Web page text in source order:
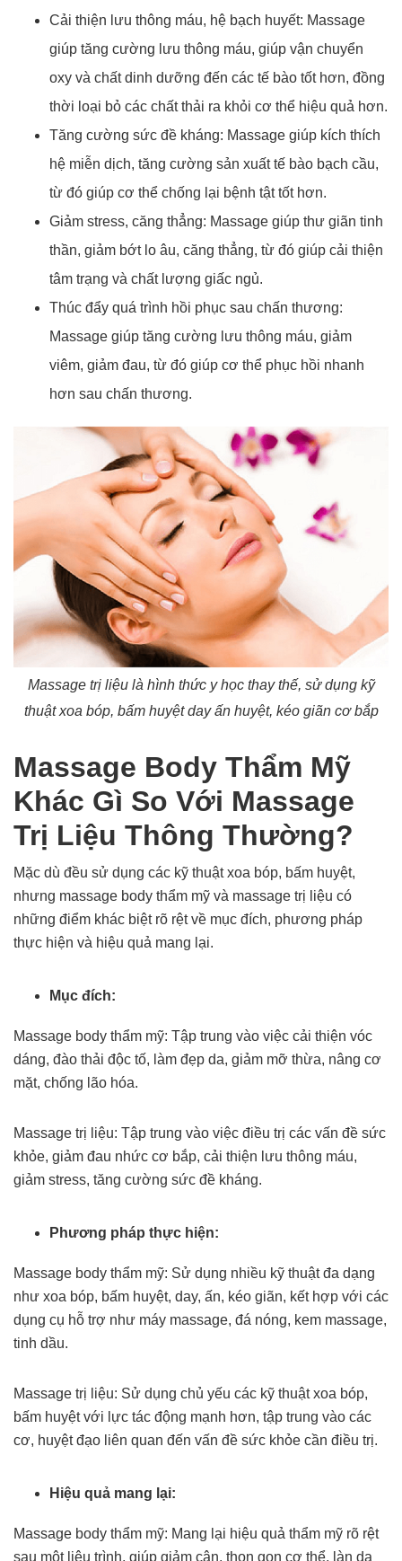
Cải thiện lưu thông máu, hệ bạch huyết: Massage
giúp tăng cường lưu thông máu, giúp vận chuyển
oxy và chất dinh dưỡng đến các tế bào tốt hơn, đồng
thời loại bỏ các chất thải ra khỏi cơ thể hiệu quả hơn.
Tăng cường sức đề kháng: Massage giúp kích thích
hệ miễn dịch, tăng cường sản xuất tế bào bạch cầu,
từ đó giúp cơ thể chống lại bệnh tật tốt hơn.
Giảm stress, căng thẳng: Massage giúp thư giãn tinh
thần, giảm bớt lo âu, căng thẳng, từ đó giúp cải thiện
tâm trạng và chất lượng giấc ngủ.
Thúc đẩy quá trình hồi phục sau chấn thương:
Massage giúp tăng cường lưu thông máu, giảm
viêm, giảm đau, từ đó giúp cơ thể phục hồi nhanh
hơn sau chấn thương.
Massage trị liệu là hình thức y học thay thế, sử dụng kỹ
thuật xoa bóp, bấm huyệt day ấn huyệt, kéo giãn cơ bắp
Massage Body Thẩm Mỹ
Khác Gì So Với Massage
Trị Liệu Thông Thường?
Mặc dù đều sử dụng các kỹ thuật xoa bóp, bấm huyệt,
nhưng massage body thẩm mỹ và massage trị liệu có
những điểm khác biệt rõ rệt về mục đích, phương pháp
thực hiện và hiệu quả mang lại.
Mục đích:
Massage body thẩm mỹ: Tập trung vào việc cải thiện vóc
dáng, đào thải độc tố, làm đẹp da, giảm mỡ thừa, nâng cơ
mặt, chống lão hóa.
Massage trị liệu: Tập trung vào việc điều trị các vấn đề sức
khỏe, giảm đau nhức cơ bắp, cải thiện lưu thông máu,
giảm stress, tăng cường sức đề kháng.
Phương pháp thực hiện:
Massage body thẩm mỹ: Sử dụng nhiều kỹ thuật đa dạng
như xoa bóp, bấm huyệt, day, ấn, kéo giãn, kết hợp với các
dụng cụ hỗ trợ như máy massage, đá nóng, kem massage,
tinh dầu.
Massage trị liệu: Sử dụng chủ yếu các kỹ thuật xoa bóp,
bấm huyệt với lực tác động mạnh hơn, tập trung vào các
cơ, huyệt đạo liên quan đến vấn đề sức khỏe cần điều trị.
Hiệu quả mang lại:
Massage body thẩm mỹ: Mang lại hiệu quả thẩm mỹ rõ rệt
sau một liệu trình, giúp giảm cân, thon gọn cơ thể, làn da